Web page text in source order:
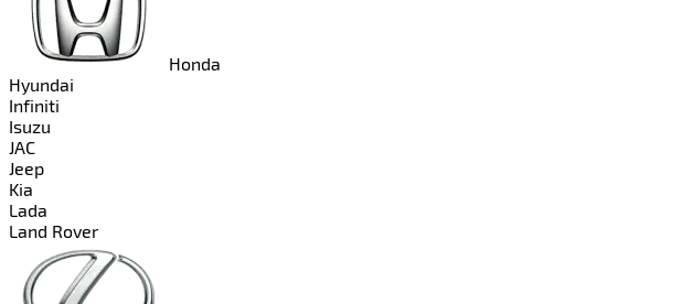
Honda
Hyundai
Infiniti
Isuzu
JAC
Jeep
Kia
Lada
Land Rover